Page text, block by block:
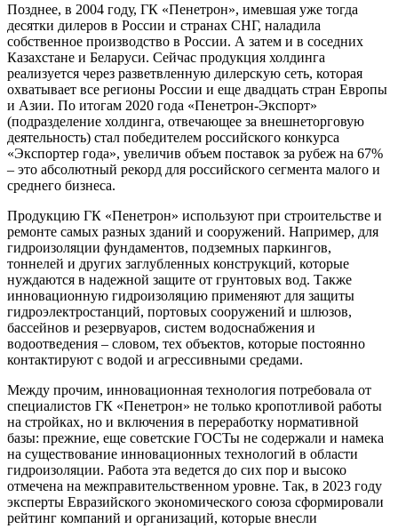
Позднее, в 2004 году, ГК «Пенетрон», имевшая уже тогда
десятки дилеров в России и странах СНГ, наладила
собственное производство в России. А затем и в соседних
Казахстане и Беларуси. Сейчас продукция холдинга
реализуется через разветвленную дилерскую сеть, которая
охватывает все регионы России и еще двадцать стран Европы
и Азии. По итогам 2020 года «Пенетрон-Экспорт»
(подразделение холдинга, отвечающее за внешнеторговую
деятельность) стал победителем российского конкурса
«Экспортер года», увеличив объем поставок за рубеж на 67%
– это абсолютный рекорд для российского сегмента малого и
среднего бизнеса.
Продукцию ГК «Пенетрон» используют при строительстве и
ремонте самых разных зданий и сооружений. Например, для
гидроизоляции фундаментов, подземных паркингов,
тоннелей и других заглубленных конструкций, которые
нуждаются в надежной защите от грунтовых вод. Также
инновационную гидроизоляцию применяют для защиты
гидроэлектростанций, портовых сооружений и шлюзов,
бассейнов и резервуаров, систем водоснабжения и
водоотведения – словом, тех объектов, которые постоянно
контактируют с водой и агрессивными средами.
Между прочим, инновационная технология потребовала от
специалистов ГК «Пенетрон» не только кропотливой работы
на стройках, но и включения в переработку нормативной
базы: прежние, еще советские ГОСТы не содержали и намека
на существование инновационных технологий в области
гидроизоляции. Работа эта ведется до сих пор и высоко
отмечена на межправительственном уровне. Так, в 2023 году
эксперты Евразийского экономического союза сформировали
рейтинг компаний и организаций, которые внесли